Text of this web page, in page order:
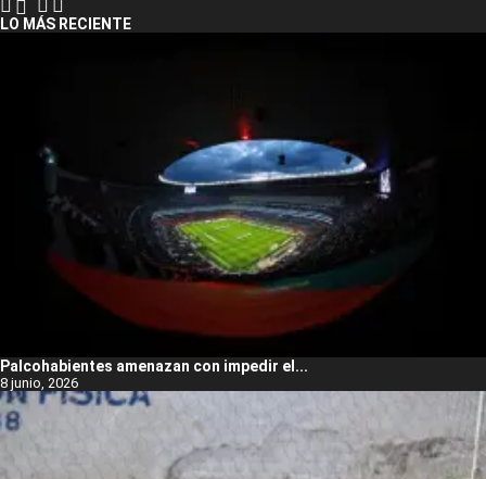
LO MÁS RECIENTE
Palcohabientes amenazan con impedir el...
8 junio, 2026